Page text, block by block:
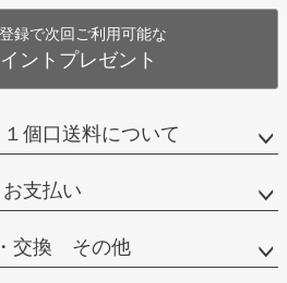
録で次回ご利用可能な
ントプレゼント
個口送料について
お支払い
交換 その他